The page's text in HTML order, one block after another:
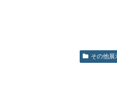
その他展